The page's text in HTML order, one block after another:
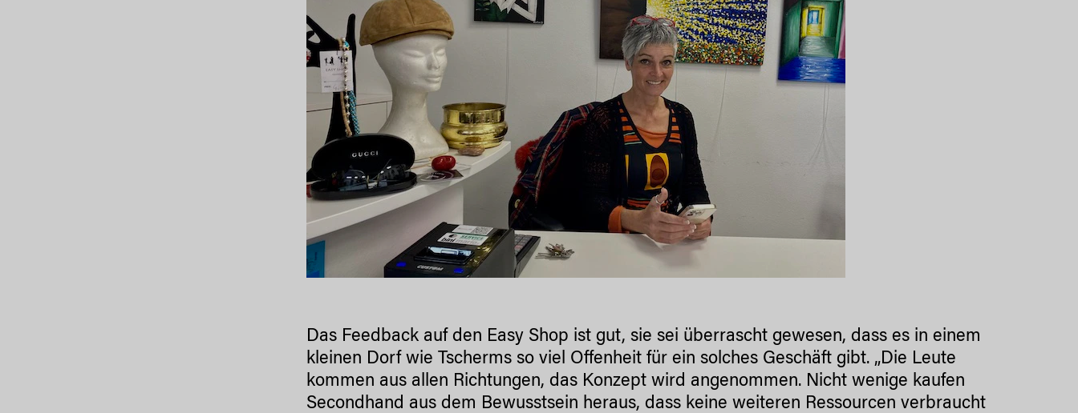
Das Feedback auf den Easy Shop ist gut, sie sei überrascht gewesen, dass es in einem
kleinen Dorf wie Tscherms so viel Offenheit für ein solches Geschäft gibt. „Die Leute
kommen aus allen Richtungen, das Konzept wird angenommen. Nicht wenige kaufen
Secondhand aus dem Bewusstsein heraus, dass keine weiteren Ressourcen verbraucht